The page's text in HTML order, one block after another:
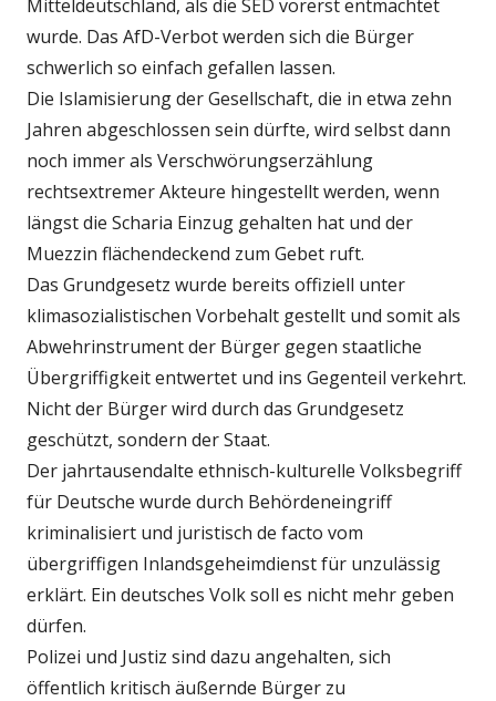
Mitteldeutschland, als die SED vorerst entmachtet
wurde. Das AfD-Verbot werden sich die Bürger
schwerlich so einfach gefallen lassen.
Die Islamisierung der Gesellschaft, die in etwa zehn
Jahren abgeschlossen sein dürfte, wird selbst dann
noch immer als Verschwörungserzählung
rechtsextremer Akteure hingestellt werden, wenn
längst die Scharia Einzug gehalten hat und der
Muezzin flächendeckend zum Gebet ruft.
Das Grundgesetz wurde bereits offiziell unter
klimasozialistischen Vorbehalt gestellt und somit als
Abwehrinstrument der Bürger gegen staatliche
Übergriffigkeit entwertet und ins Gegenteil verkehrt.
Nicht der Bürger wird durch das Grundgesetz
geschützt, sondern der Staat.
Der jahrtausendalte ethnisch-kulturelle Volksbegriff
für Deutsche wurde durch Behördeneingriff
kriminalisiert und juristisch de facto vom
übergriffigen Inlandsgeheimdienst für unzulässig
erklärt. Ein deutsches Volk soll es nicht mehr geben
dürfen.
Polizei und Justiz sind dazu angehalten, sich
öffentlich kritisch äußernde Bürger zu